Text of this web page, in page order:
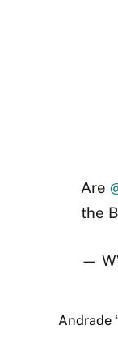
Are
the
—
Andrade